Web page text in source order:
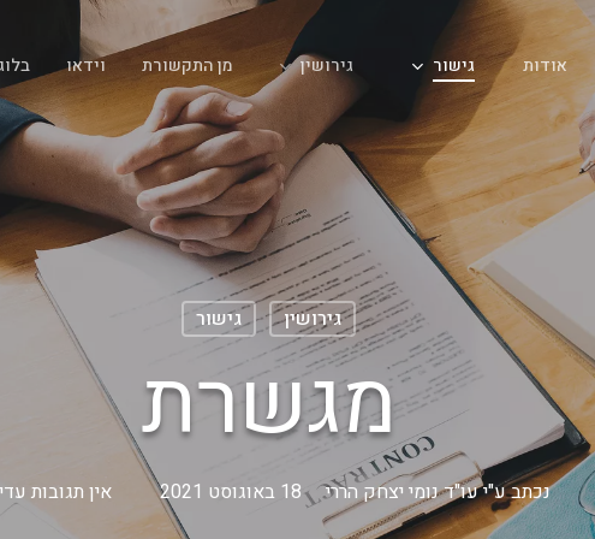
אודות גישור גירושין מן התקשורת וידאו
גירושין גישור
מגשרת
נכתב ע"יעו"ד נומי יצחק הררי 18 באוגוסט 2021 אין תגובות